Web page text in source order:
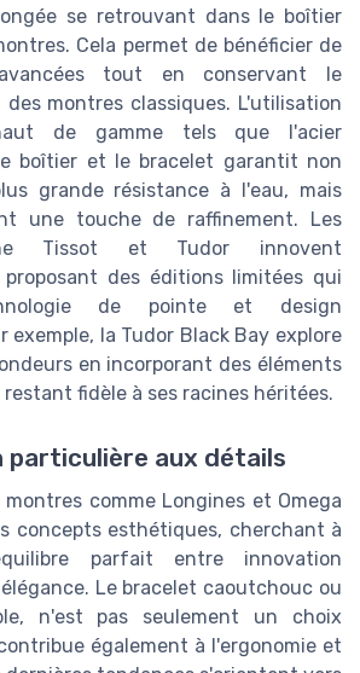
se retrouvant dans le boîtier
Cela permet de bénéficier de
tout en conservant le
montres classiques. L'utilisation
de gamme tels que l'acier
boîtier et le bracelet garantit non
grande résistance à l'eau, mais
une touche de raffinement. Les
Tissot et Tudor innovent
des éditions limitées qui
de pointe et design
exemple, la Tudor Black Bay explore
en incorporant des éléments
fidèle à ses racines héritées.
particulière aux détails
comme Longines et Omega
concepts esthétiques, cherchant à
parfait entre innovation
Le bracelet caoutchouc ou
n'est pas seulement un choix
également à l'ergonomie et